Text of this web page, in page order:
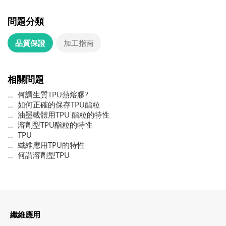
問題分類
品質保證 加工指南
相關問題
何謂生質TPU熱熔膠?
如何正確的保存TPU酯粒
油墨載體用TPU 酯粒的特性
溶劑型TPU酯粒的特性
TPU
纖維應用TPU的特性
何謂溶劑型TPU
纖維應用